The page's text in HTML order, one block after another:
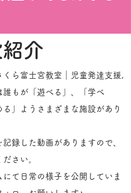
介
くら富士宮教室｜児童発達支援,
誰もが「遊べる」、「学べ
る」ようさまざまな施設があり
録した動画がありますので、
さい。
にて日常の様子を公開していま